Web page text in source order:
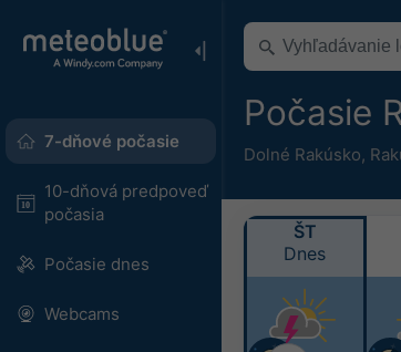
7-dňové počasie
10-dňová predpoveď
počasia
Počasie dnes
Webcams
Počasie
Dolné Rakúsko,
ŠT
Dnes